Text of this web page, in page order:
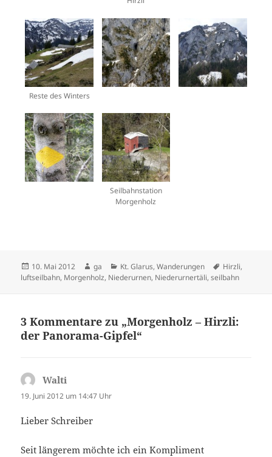
Reste des Winters
Seilbahnstation
Morgenholz
Veröffentlicht
am
10. Mai 2012 Autor
ga Kategorien
Kt. Glarus,Wanderungen Schlagwörter
Hirzli,
luftseilbahn, Morgenholz, Niederurnen, Niederurnertäli,seilbahn
3 Kommentare zu „Morgenholz – Hirzli:
der Panorama-Gipfel“
Walti
19. Juni 2012 um 14:47 Uhr
Lieber Schreiber
Seit längerem möchte ich ein Kompliment